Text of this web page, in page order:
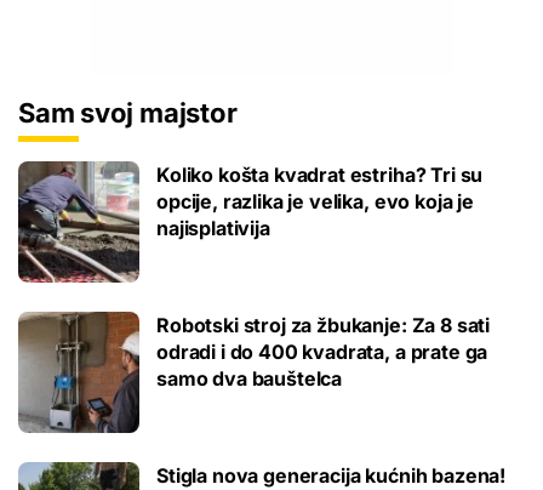
Sam svoj majstor
Koliko košta kvadrat estriha? Tri su
opcije, razlika je velika, evo koja je
najisplativija
Robotski stroj za žbukanje: Za 8 sati
odradi i do 400 kvadrata, a prate ga
samo dva bauštelca
Stigla nova generacija kućnih bazena!